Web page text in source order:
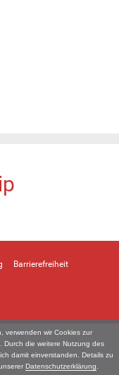
verwenden wir Cookies zur
Durch die weitere Nutzung des
damit einverstanden. Details zu
Datenschutzerklärung
Barrierefreiheit